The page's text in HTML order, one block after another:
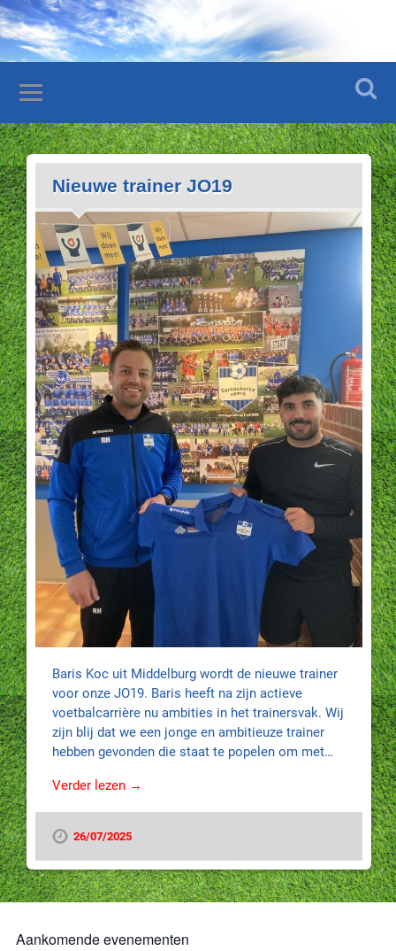
Nieuwe trainer JO19
Baris Koc uit Middelburg wordt de nieuwe trainer
voor onze JO19. Baris heeft na zijn actieve
voetbalcarrière nu ambities in het trainersvak. Wij
zijn blij dat we een jonge en ambitieuze trainer
hebben gevonden die staat te popelen om met…
Verder lezen →
26/07/2025
Aankomende evenementen